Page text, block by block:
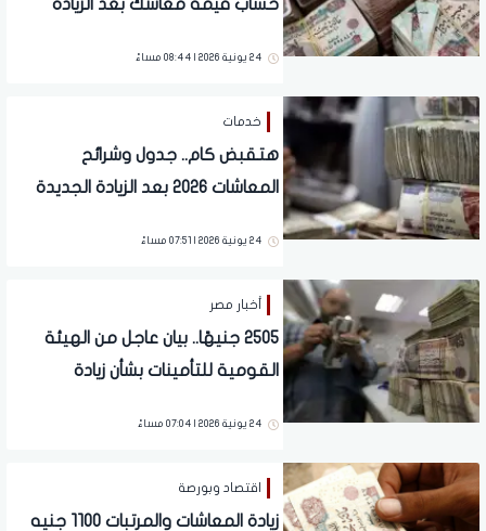
حساب قيمة معاشك بعد الزيادة
24 يونية 2026 | 08:44 مساءً
خدمات
هتقبض كام.. جدول وشرائح
المعاشات 2026 بعد الزيادة الجديدة
24 يونية 2026 | 07:51 مساءً
أخبار مصر
2505 جنيهًا.. بيان عاجل من الهيئة
القومية للتأمينات بشأن زيادة
24 يونية 2026 | 07:04 مساءً
اقتصاد وبورصة
زيادة المعاشات والمرتبات 1100 جنيه